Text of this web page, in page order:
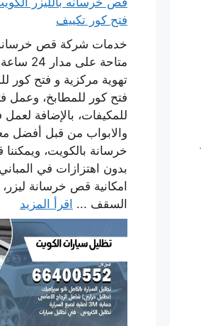
فتح كور تكييف
خدمات شركة قص
متاحة على
تهوية مركزية و فتح كور
فتح كور للمطابخ، وعمل
للمكيفات، بالإضافة
والابواب من قبل أفضل
خرسانة بالكويت،
بدون اهتزازات في
امكانية قص خرسانة
السقف ... اقرأ المزيد